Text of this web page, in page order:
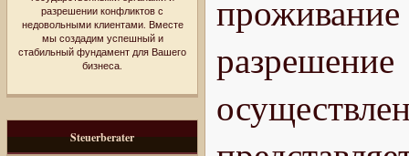
разрешении конфликтов с
недовольными клиентами. Вместе
мы создадим успешный и
стабильный фундамент для Вашего
бизнеса.
Steuerberater